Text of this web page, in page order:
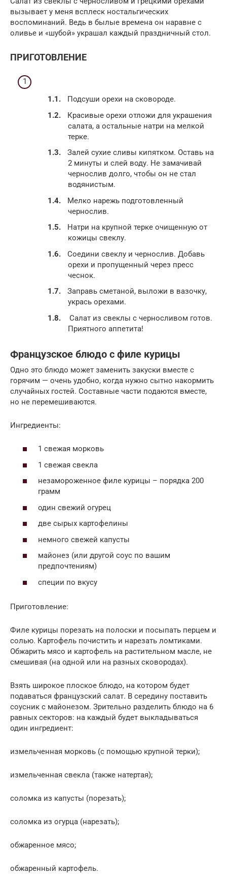
вызывает у меня всплеск ностальгических
воспоминаний. Ведь в былые времена он наравне с
оливье и «шубой» украшал каждый праздничный стол.
ПРИГОТОВЛЕНИЕ
Подсуши орехи на сковороде.
Красивые орехи отложи для украшения
салата, а остальные натри на мелкой
терке.
Залей сухие сливы кипятком. Оставь на
2 минуты и слей воду. Не замачивай
чернослив долго, чтобы он не стал
водянистым.
Мелко нарежь подготовленный
чернослив.
Натри на крупной терке очищенную от
кожицы свеклу.
Соедини свеклу и чернослив. Добавь
орехи и пропущенный через пресс
чеснок.
Заправь сметаной, выложи в вазочку,
укрась орехами.
Салат из свеклы с черносливом готов.
Приятного аппетита!
Французское блюдо с филе курицы
Одно это блюдо может заменить закуски вместе с
горячим — очень удобно, когда нужно сытно накормить
случайных гостей. Составные части подаются вместе,
но не перемешиваются.
Ингредиенты:
1 свежая морковь
1 свежая свекла
незамороженное филе курицы – порядка 200
грамм
один свежий огурец
две сырых картофелины
немного свежей капусты
майонез (или другой соус по вашим
предпочтениям)
специи по вкусу
Приготовление:
Филе курицы порезать на полоски и посыпать перцем и
солью. Картофель почистить и нарезать ломтиками.
Обжарить мясо и картофель на растительном масле, не
смешивая (на одной или на разных сковородах).
Взять широкое плоское блюдо, на котором будет
подаваться французский салат. В середину поставить
соусник с майонезом. Зрительно разделить блюдо на 6
равных секторов: на каждый будет выкладываться
один ингредиент:
измельченная морковь (с помощью крупной терки);
измельченная свекла (также натертая);
соломка из капусты (порезать);
соломка из огурца (нарезать);
обжаренное мясо;
обжаренный картофель.